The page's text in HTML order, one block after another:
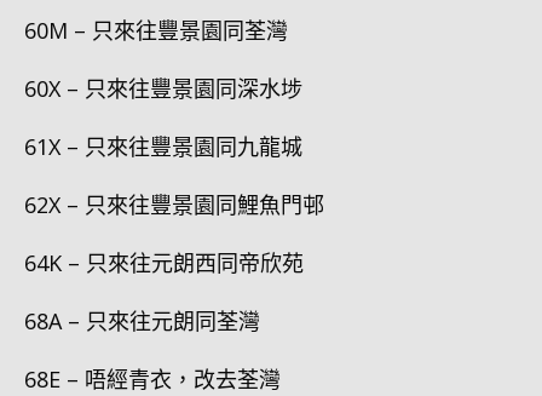
60M – 只來往豐景園同荃灣
60X – 只來往豐景園同深水埗
61X – 只來往豐景園同九龍城
62X – 只來往豐景園同鯉魚門邨
64K – 只來往元朗西同帝欣苑
68A – 只來往元朗同荃灣
68E – 唔經青衣，改去荃灣